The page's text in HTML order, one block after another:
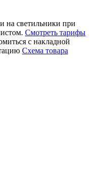
на светильники при
Смотреть тарифы
с накладной
Cхема товара